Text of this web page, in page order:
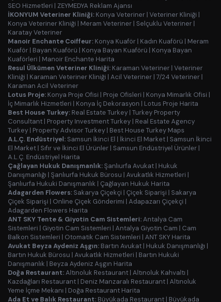
SEO Hizmetleri | ZEYMEDYA Reklam Ajansı
İKONYUM Veteriner Kliniği: Konya Veteriner | Veteriner Kliniği |
Konya Veteriner Kliniği | Meram Veteriner | Selçuklu Veteriner |
Karatay Veteriner
Manoir Enchante Coiffeur: Konya Kuaför | Kadın Kuaförü | Meram
Kuaför | Bayan Kuaförü | Konya Bayan Kuaförü | Konya Bayan
Kuaförleri | Manoir Enchante Harita
Resul Ülkümen Veteriner Kliniği: Karaman Veteriner | Veteriner
Kliniği | Karaman Veteriner Kliniği | Acil Veteriner | 7/24 Veteriner |
Karaman Acil Veteriner
Lotus Proje: Konya Proje Ofisi | Proje Ofisleri | Konya Mimarlık Ofisi |
İç Mimarlık Hizmetleri | Konya İç Dekorasyon | Lotus Proje Harita
Best House Turkey: Real Estate Turkey | Turkey Property
Consultant | Property Investment Turkey | Real Estate Agency
Turkey | Property Advisor Turkey | Best House Turkey Maps
A.L.Ç. Endüstriyel: Samsun İkinci El | İkinci El Market | Samsun İkinci
El Market | Sıfır ve İkinci El Ürünler | Samsun Endüstriyel Ürünler |
A.L.Ç. Endüstriyel Harita
Çağlayan Hukuk Danışmanlık:Şanlıurfa Avukat | Hukuk
Danışmanlığı | Şanlıurfa Hukuk Bürosu | Avukatlık Hizmetleri |
Şanlıurfa Hukuki Danışmanlık | Çağlayan Hukuk Harita
Adagarden Flowers: Sakarya Çiçekçi | Çiçek Siparişi | Sakarya
Çiçek Siparişi | Online Çiçek Gönderimi | Adapazarı Çiçekçi |
Adagarden Flowers Harita
ANT SKY Tente & Giyotin Cam Sistemleri:Antalya Cam
Sistemleri | Giyotin Cam Sistemleri | Antalya Giyotin Cam | Cam
Balkon Sistemleri | Otomatik Cam Sistemleri | ANT SKY Harita
Avukat Beyza Aydeniz Aşgın: Bartın Avukat | Hukuk Danışmanlığı |
Bartın Hukuk Bürosu | Avukatlık Hizmetleri | Bartın Hukuki
Danışmanlık | Beyza Aydeniz Aşgın Harita
Doğa Restaurant:Altınoluk Restaurant | Altınoluk Kahvaltı |
Kazdağları Restaurant | Deniz Manzaralı Restaurant | Altınoluk
Yeme İçme Mekanı | Doğa Restaurant Harita
Ada Et ve Balık Restaurant: Büyükada Restaurant | Büyükada